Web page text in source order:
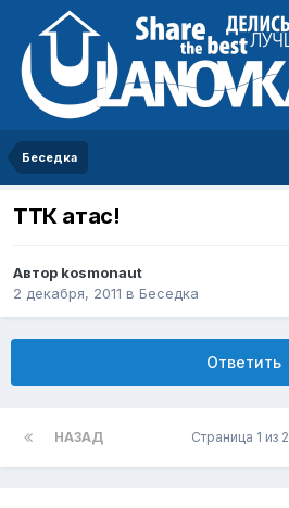
Беседка
ТТК атас!
Автор kosmonaut
2 декабря, 2011 в Беседка
Ответить
НАЗАД Страница 1 из 2